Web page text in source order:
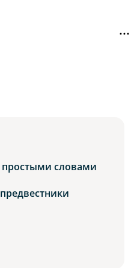
простыми словами